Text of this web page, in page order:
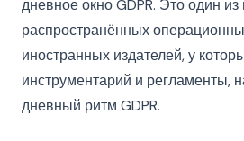
дневное окно GDPR. Это один
распространённых
иностранных издателей, у
инструментарий и регламенты,
дневный ритм GDPR.